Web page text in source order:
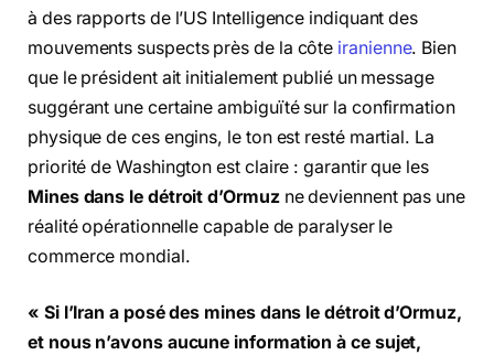
à des rapports de l’US Intelligence indiquant des
mouvements suspects près de la côte iranienne. Bien
que le président ait initialement publié un message
suggérant une certaine ambiguïté sur la confirmation
physique de ces engins, le ton est resté martial. La
priorité de Washington est claire : garantir que les
Mines dans le détroit d’Ormuzne deviennent pas une
réalité opérationnelle capable de paralyser le
commerce mondial.
« Si l’Iran a posé des mines dans le détroit d’Ormuz,
et nous n’avons aucune information à ce sujet,